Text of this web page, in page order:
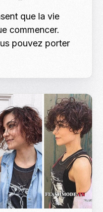
que la vie
commencer.
pouvez porter